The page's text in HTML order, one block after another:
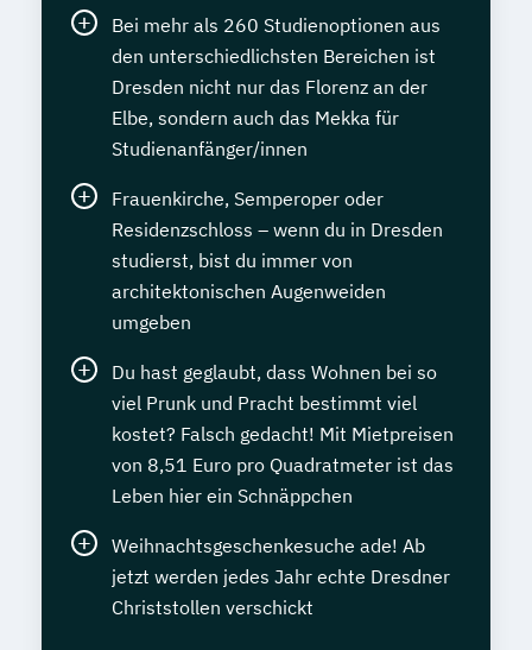
Bei mehr als 260 Studienoptionen aus
den unterschiedlichsten Bereichen ist
Dresden nicht nur das Florenz an der
Elbe, sondern auch das Mekka für
Studienanfänger/innen
Frauenkirche, Semperoper oder
Residenzschloss – wenn du in Dresden
studierst, bist du immer von
architektonischen Augenweiden
umgeben
Du hast geglaubt, dass Wohnen bei so
viel Prunk und Pracht bestimmt viel
kostet? Falsch gedacht! Mit Mietpreisen
von 8,51 Euro pro Quadratmeter ist das
Leben hier ein Schnäppchen
Weihnachtsgeschenkesuche ade! Ab
jetzt werden jedes Jahr echte Dresdner
Christstollen verschickt